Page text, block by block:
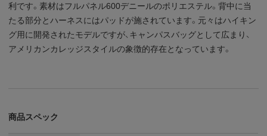
利です。素材はフルパネル600デニールのポリエステル。背中に当
たる部分とハーネスにはパッドが施されています。元々はハイキン
グ用に開発されたモデルですが、キャンパスバッグとして広まり、
アメリカンカレッジスタイルの象徴的存在となっています。
商品スペック